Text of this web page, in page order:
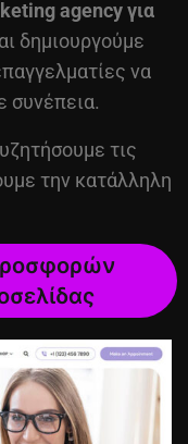
agencyγια
δημιουργούμε
να
συνέπεια.
τις
την κατάλληλη